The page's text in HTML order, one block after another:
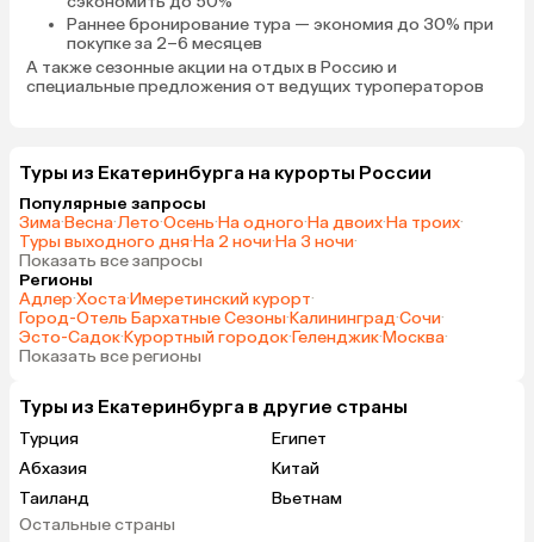
Раннее бронирование тура — экономия до 30% при
покупке за 2–6 месяцев
А такжесезонные акции на отдых в Россию и
специальные предложения от ведущих туроператоров
Туры из Екатеринбурга на курорты России
Популярные запросы
Зима·Весна·Лето·Осень·На одного·На двоих·На троих·
Туры выходного дня·На 2 ночи·На 3 ночи·
Показать все запросы
Регионы
Адлер·Хоста·Имеретинский курорт·
Город-Отель Бархатные Сезоны·Калининград·Сочи·
Эсто-Садок·Курортный городок·Геленджик·Москва·
Показать все регионы
Туры из Екатеринбурга в другие страны
Турция
Египет
Абхазия
Китай
Таиланд
Вьетнам
ОАЭ
Остальные страны